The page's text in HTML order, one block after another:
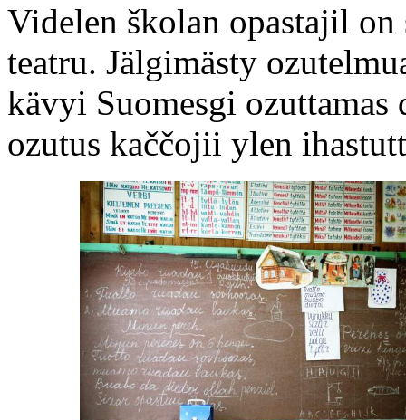
Videlen školan opastajil
teatru. Jälgimästy
kävyi Suomesgi
ozutus kaččojii ylen